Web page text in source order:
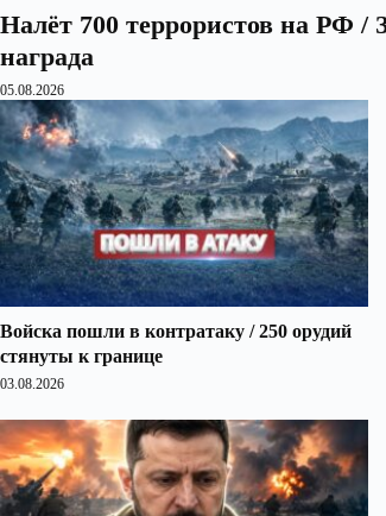
Налёт 700 террористов на РФ /
награда
05.08.2026
Войска пошли в контратаку / 250 орудий
стянуты к границе
03.08.2026